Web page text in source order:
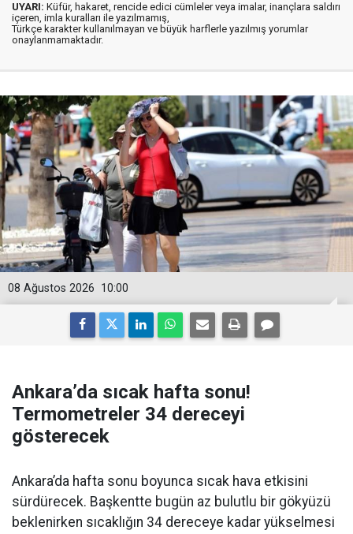
UYARI: Küfür, hakaret, rencide edici cümleler veya imalar, inançlara saldırı
içeren, imla kuralları ile yazılmamış,
Türkçe karakter kullanılmayan ve büyük harflerle yazılmış yorumlar
onaylanmamaktadır.
10:00
08 Ağustos 2026
Ankara’da sıcak hafta sonu!
Termometreler 34 dereceyi
gösterecek
Ankara’da hafta sonu boyunca sıcak hava etkisini
sürdürecek. Başkentte bugün az bulutlu bir gökyüzü
beklenirken sıcaklığın 34 dereceye kadar yükselmesi